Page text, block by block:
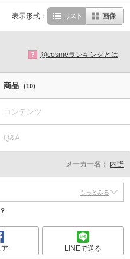
表示形式： リスト 画像
? @cosmeランキングとは
商品 (10)
コンテンツ
Q&A
メーカー名： 内野
もっとみる
LINEで送る